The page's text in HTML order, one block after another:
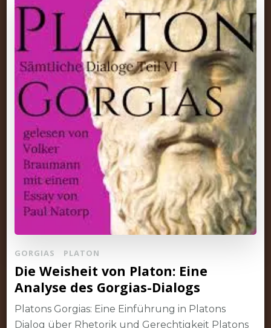
GORGIAS PLATON
Die Weisheit von Platon: Eine
Analyse des Gorgias-Dialogs
Platons Gorgias: Eine Einführung in Platons
Dialog über Rhetorik und Gerechtigkeit Platons